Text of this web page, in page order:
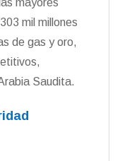
mil millones
de gas y oro,
Saudita.